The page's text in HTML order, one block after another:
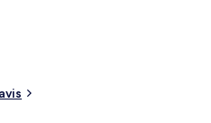
l'emplacement pour les
sa proximité avec les transports
min à pied et Station de